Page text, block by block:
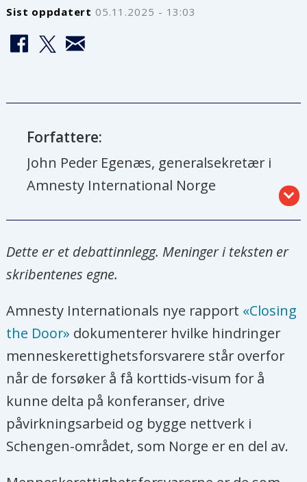
Sist oppdatert
05.11.2025 - 13:03
Forfattere:
John Peder Egenæs, generalsekretær i
Amnesty International Norge
Maria Dahle, daglig leder i Human
Rights House Foundation
Jostein Hole Kobbeltvedt, daglig leder i
Raftostiftelsen
Ingeborg Moa, daglig leder i
Menneskerettighetsfondet
Liv Tørres, avdelingsleder i
internasjonal avdeling i LO
Henriette Reierson Johnstone, leder i
Dette er et debattinnlegg. Meninger i teksten er
skribentenes egne.
Amnesty Internationals nye rapport «Closing
the Door» dokumenterer hvilke hindringer
menneskerettighetsforsvarere står overfor
når de forsøker å få korttids-visum for å
kunne delta på konferanser, drive
påvirkningsarbeid og bygge nettverk i
Schengen-området, som Norge er en del av.